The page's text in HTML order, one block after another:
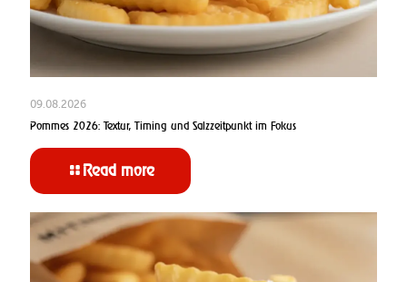
09.08.2026
Pommes 2026: Textur, Timing und Salzzeitpunkt im Fokus
Read more